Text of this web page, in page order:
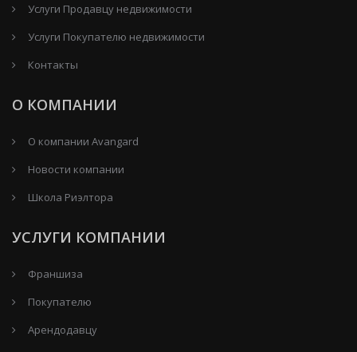
Услуги Продавцу недвижимости
Услуги Покупателю недвижимости
Контакты
О КОМПАНИИ
О компании Avangard
Новости компании
Школа Риэлтора
УСЛУГИ КОМПАНИИ
Франшиза
Покупателю
Арендодавцу